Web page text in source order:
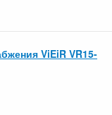
ViEiR VR15-